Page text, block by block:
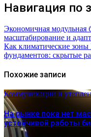
Навигация по
Экономичная модульная
масштабирование и
Как климатические
фундаментов: скрытые
Похожие записи
Коммуникации и
На рынке пока нет
устойчивой работы